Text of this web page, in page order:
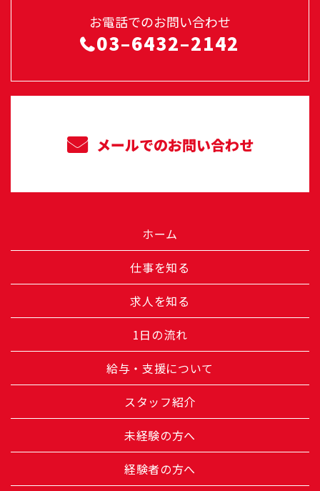
お電話でのお問い合わせ
03–6432–2142
メールでのお問い合わせ
ホーム
仕事を知る
求人を知る
1日の流れ
給与・支援について
スタッフ紹介
未経験の方へ
経験者の方へ